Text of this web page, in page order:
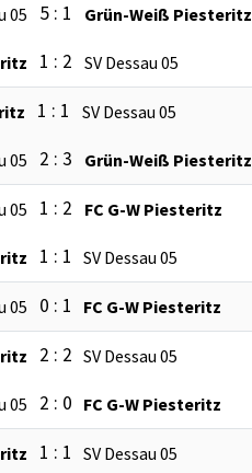
05 5 : 1 Grün-Weiß Piesteritz
1 : 2 SV Dessau 05
1 : 1 SV Dessau 05
05 2 : 3 Grün-Weiß Piesteritz
05 1 : 2 FC G-W Piesteritz
1 : 1 SV Dessau 05
05 0 : 1 FC G-W Piesteritz
2 : 2 SV Dessau 05
05 2 : 0 FC G-W Piesteritz
1 : 1 SV Dessau 05